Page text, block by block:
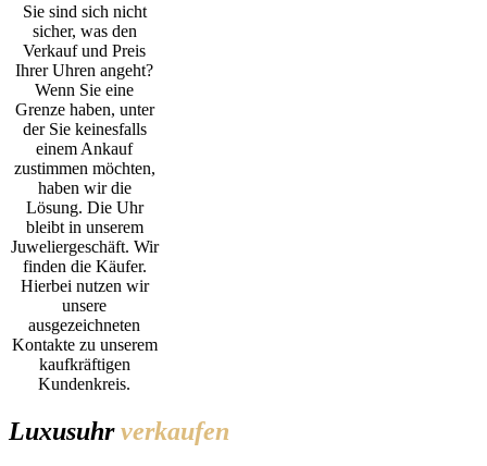
Sie sind sich nicht
sicher, was den
Verkauf und Preis
Ihrer Uhren angeht?
Wenn Sie eine
Grenze haben, unter
der Sie keinesfalls
einem Ankauf
zustimmen möchten,
haben wir die
Lösung. Die Uhr
bleibt in unserem
Juweliergeschäft. Wir
finden die Käufer.
Hierbei nutzen wir
unsere
ausgezeichneten
Kontakte zu unserem
kaufkräftigen
Kundenkreis.
Luxusuhrverkaufen